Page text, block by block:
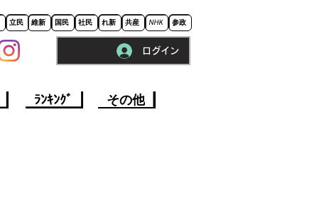
立民 維新 国民 社民 れ新 共産 NHK 参政
ログイン
ﾗﾝｷﾝｸﾞ その他